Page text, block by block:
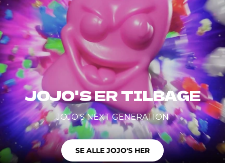
JOJO'S ER TILBAGE
JOJO'S NEXT GENERATION
SE ALLE JOJO'S HER